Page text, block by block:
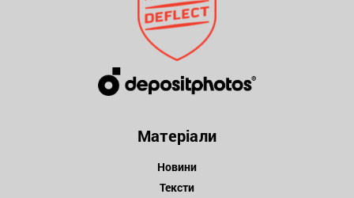
Матеріали
Новини
Тексти